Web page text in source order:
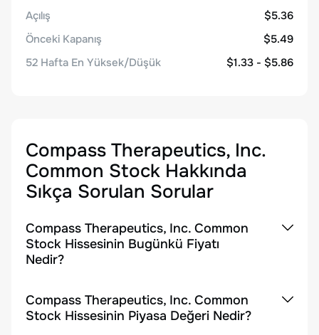
Açılış
$5.36
Önceki Kapanış
$5.49
52 Hafta En Yüksek/Düşük
$1.33 - $5.86
Compass Therapeutics, Inc.
Common Stock Hakkında
Sıkça Sorulan Sorular
Compass Therapeutics, Inc. Common
Stock Hissesinin Bugünkü Fiyatı
Nedir?
Compass Therapeutics, Inc. Common
Stock Hissesinin Piyasa Değeri Nedir?